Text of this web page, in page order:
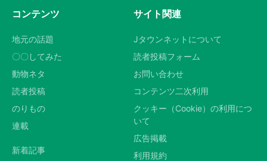
コンテンツ
地元の話題
〇〇してみた
動物ネタ
読者投稿
のりもの
連載
新着記事
サイト関連
Jタウンネットについて
読者投稿フォーム
お問い合わせ
コンテンツ二次利用
クッキー（Cookie）の利用につ
いて
広告掲載
利用規約